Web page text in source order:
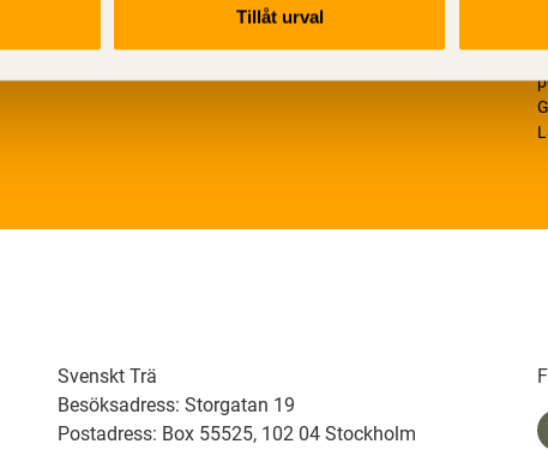
Tillåt urval
Svenskt Trä
Besöksadress: Storgatan 19
Postadress: Box 55525, 102 04 Stockholm